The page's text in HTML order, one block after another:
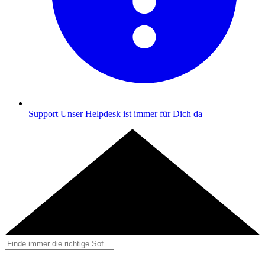
Support Unser Helpdesk ist immer für Dich da